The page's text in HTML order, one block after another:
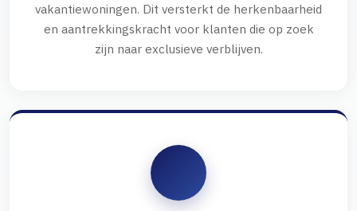
vakantiewoningen. Dit versterkt de herkenbaarheid
en aantrekkingskracht voor klanten die op zoek
zijn naar exclusieve verblijven.